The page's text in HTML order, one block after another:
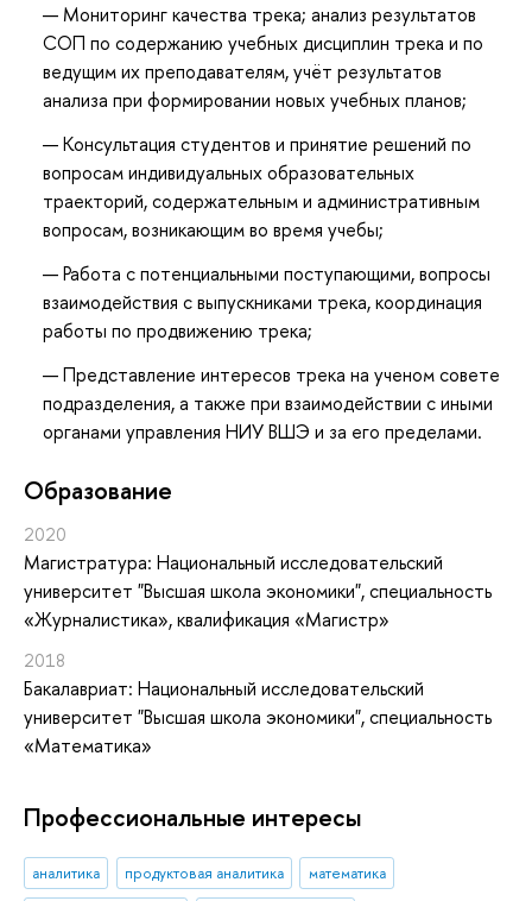
Мониторинг качества трека; анализ результатов
СОП по содержанию учебных дисциплин трека и по
ведущим их преподавателям, учёт результатов
анализа при формировании новых учебных планов;
Консультация студентов и принятие решений по
вопросам индивидуальных образовательных
траекторий, содержательным и административным
вопросам, возникающим во время учебы;
Работа с потенциальными поступающими, вопросы
взаимодействия с выпускниками трека, координация
работы по продвижению трека;
Представление интересов трека на ученом совете
подразделения, а также при взаимодействии с иными
органами управления НИУ ВШЭ и за его пределами.
Oбразование
2020
Магистратура: Национальный исследовательский
университет "Высшая школа экономики", специальность
«Журналистика», квалификация «Магистр»
2018
Бакалавриат: Национальный исследовательский
университет "Высшая школа экономики", специальность
«Математика»
Профессиональные интересы
аналитика продуктовая аналитика
математика